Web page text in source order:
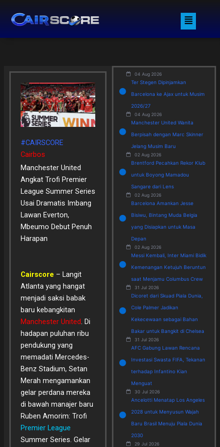
content
Menu
#CAIRSCORE
Cairbos
Manchester United
Angkat Trofi Premier
League Summer Series
Usai Dramatis Imbang
Lawan Everton,
Mbeumo Debut Penuh
Harapan
Cairscore – Langit
Atlanta yang hangat
menjadi saksi babak
baru kebangkitan
Manchester United. Di
hadapan puluhan ribu
pendukung yang
memadati Mercedes-
Benz Stadium, Setan
Merah mengamankan
gelar perdana mereka
di bawah manajer baru
Ruben Amorim: Trofi
Premier League
Summer Series. Gelar
04 Aug 2026
Ter Stegen Dipinjamkan
Barcelona ke Ajax untuk Musim
2026/27
04 Aug 2026
Manchester United Wanita
Berpisah dengan Marc Skinner
Jelang Musim Baru
02 Aug 2026
Brentford Pecahkan Rekor Klub
untuk Boyong Mamadou
Sangare dari Lens
02 Aug 2026
Barcelona Amankan Jesse
Bisiwu, Bintang Muda Belgia
yang Disiapkan untuk Masa
Depan
02 Aug 2026
Messi Kembali, Inter Miami Bidik
Kemenangan Ketujuh Beruntun
saat Menjamu Columbus Crew
31 Jul 2026
Dicoret dari Skuad Piala Dunia,
Cole Palmer Jadikan
Kekecewaan sebagai Bahan
Bakar untuk Bangkit di Chelsea
31 Jul 2026
AFC Gabung Lawan Rencana
Investasi Swasta FIFA, Tekanan
terhadap Infantino Kian
Menguat
30 Jul 2026
Ancelotti Menatap Los Angeles
2028 untuk Menyusun Wajah
Baru Brasil Menuju Piala Dunia
2030
29 Jul 2026